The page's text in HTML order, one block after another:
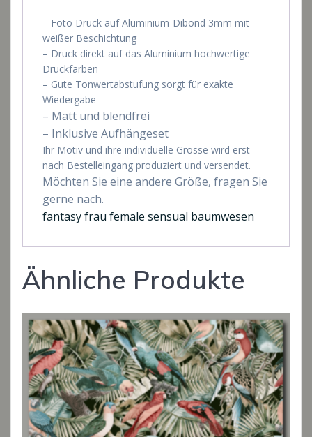
– Foto Druck auf Aluminium-Dibond 3mm mit
weißer Beschichtung
– Druck direkt auf das Aluminium hochwertige
Druckfarben
– Gute Tonwertabstufung sorgt für exakte
Wiedergabe
– Matt und blendfrei
– Inklusive Aufhängeset
Ihr Motiv und ihre individuelle Grösse wird erst
nach Bestelleingang produziert und versendet.
Möchten Sie eine andere Größe, fragen Sie
gerne nach.
fantasy frau female sensual baumwesen
Ähnliche Produkte